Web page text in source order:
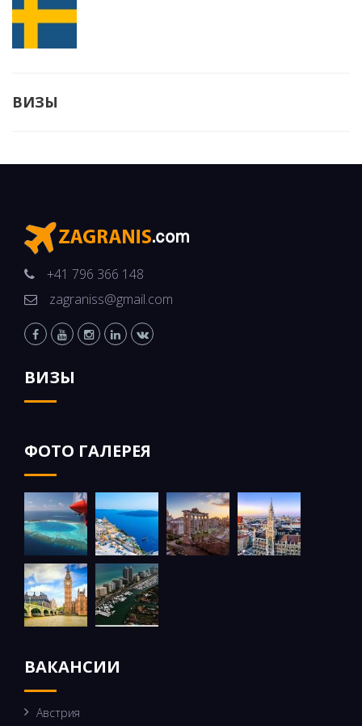
ВИЗЫ
+41 796 366 148
zagraniss@gmail.com
ВИЗЫ
ФОТО ГАЛЕРЕЯ
ВАКАНСИИ
Австрия